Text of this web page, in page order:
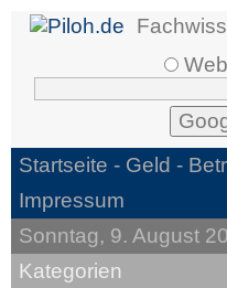
Web
Startseite - Geld -
Impressum
Sonntag, 9. August
Kategorien